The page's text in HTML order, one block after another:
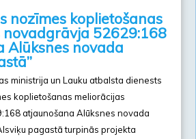
nozīmes koplietošanas
novadgrāvja 52629:168
Alūksnes novada
ministrija un Lauku atbalsta dienests
koplietošanas meliorācijas
atjaunošana Alūksnes novada
pagastā turpinās projekta